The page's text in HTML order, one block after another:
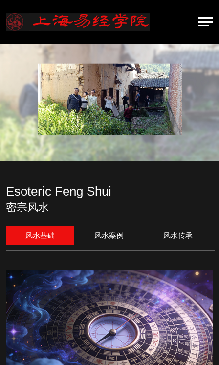
Esoteric Feng Shui
密宗风水
风水基础 风水案例 风水传承